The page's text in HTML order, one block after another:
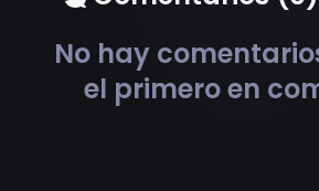
No hay
el primero en